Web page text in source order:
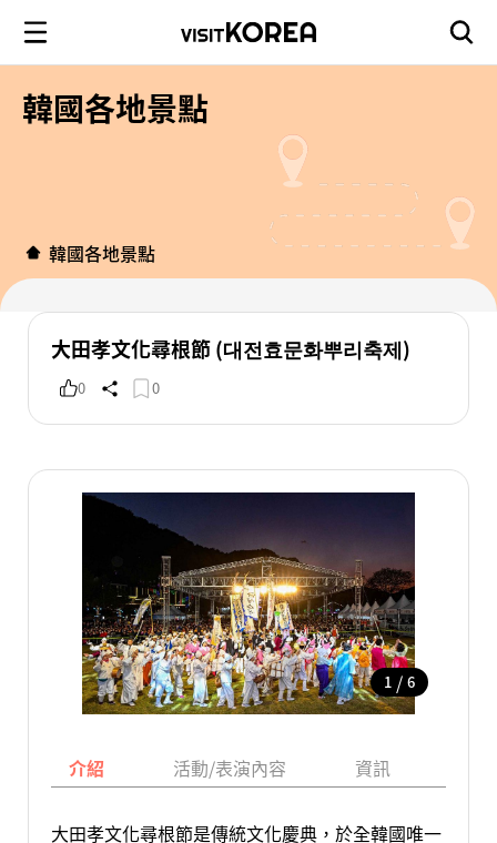
韓國各地景點
韓國各地景點
大田孝文化尋根節 (대전효문화뿌리축제)
0 0
1 / 6
介紹 活動/表演內容 資訊
大田孝文化尋根節是傳統文化慶典，於全韓國唯一